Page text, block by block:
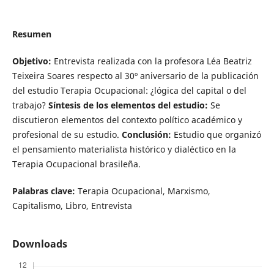
Resumen
Objetivo: Entrevista realizada con la profesora Léa Beatriz
Teixeira Soares respecto al 30º aniversario de la publicación
del estudio Terapia Ocupacional: ¿lógica del capital o del
trabajo? Síntesis de los elementos del estudio: Se
discutieron elementos del contexto político académico y
profesional de su estudio. Conclusión: Estudio que organizó
el pensamiento materialista histórico y dialéctico en la
Terapia Ocupacional brasileña.
Palabras clave: Terapia Ocupacional, Marxismo,
Capitalismo, Libro, Entrevista
Downloads